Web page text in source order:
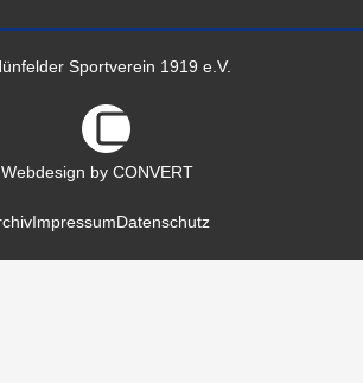
Sportverein 1919 e.V.
Webdesign by CONVERT
Impressum Datenschutz